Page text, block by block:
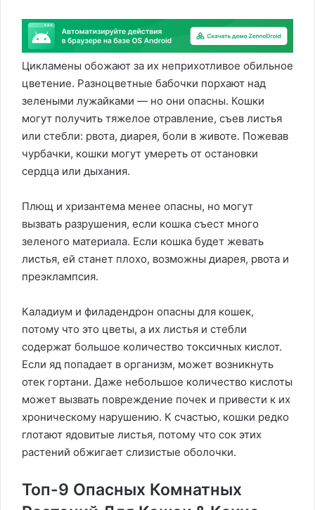
Цикламены обожают за их неприхотливое обильное
цветение. Разноцветные бабочки порхают над
зелеными лужайками — но они опасны. Кошки
могут получить тяжелое отравление, съев листья
или стебли: рвота, диарея, боли в животе. Пожевав
чурбачки, кошки могут умереть от остановки
сердца или дыхания.
Плющ и хризантема менее опасны, но могут
вызвать разрушения, если кошка съест много
зеленого материала. Если кошка будет жевать
листья, ей станет плохо, возможны диарея, рвота и
преэклампсия.
Каладиум и филадендрон опасны для кошек,
потому что это цветы, а их листья и стебли
содержат большое количество токсичных кислот.
Если яд попадает в организм, может возникнуть
отек гортани. Даже небольшое количество кислоты
может вызвать повреждение почек и привести к их
хроническому нарушению. К счастью, кошки редко
глотают ядовитые листья, потому что сок этих
растений обжигает слизистые оболочки.
Топ-9 Опасных Комнатных